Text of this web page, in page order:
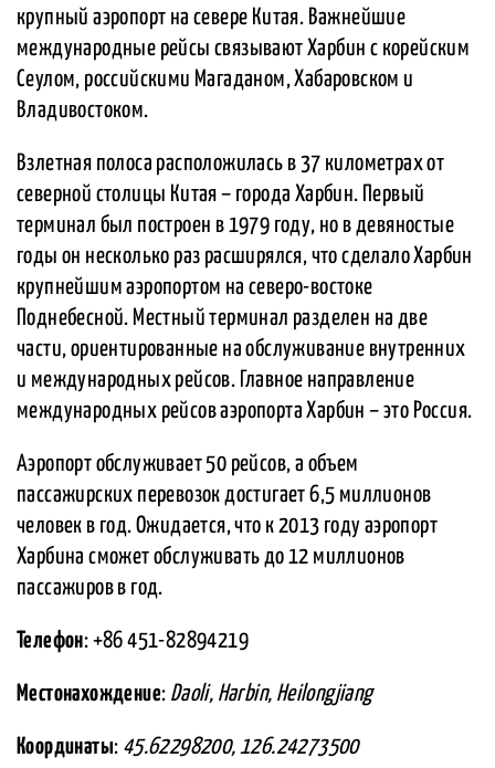
крупный аэропорт на севере Китая. Важнейшие
международные рейсы связывают Харбин с корейским
Сеулом, российскими Магаданом, Хабаровском и
Владивостоком.
Взлетная полоса расположилась в 37 километрах от
северной столицы Китая – города Харбин. Первый
терминал был построен в 1979 году, но в девяностые
годы он несколько раз расширялся, что сделало Харбин
крупнейшим аэропортом на северо-востоке
Поднебесной. Местный терминал разделен на две
части, ориентированные на обслуживание внутренних
и международных рейсов. Главное направление
международных рейсов аэропорта Харбин – это Россия.
Аэропорт обслуживает 50 рейсов, а объем
пассажирских перевозок достигает 6,5 миллионов
человек в год. Ожидается, что к 2013 году аэропорт
Харбина сможет обслуживать до 12 миллионов
пассажиров в год.
Телефон: +86 451-82894219
Местонахождение: Daoli, Harbin, Heilongjiang
Координаты: 45.62298200, 126.24273500